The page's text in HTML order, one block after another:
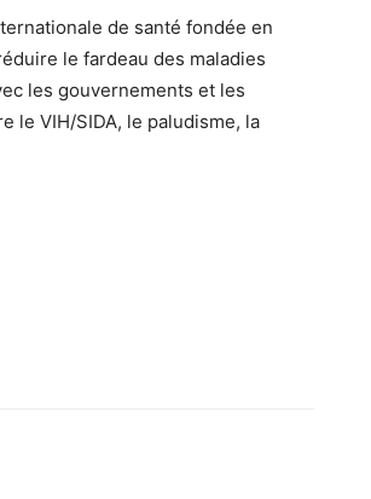
de santé fondée en
le fardeau des maladies
les gouvernements et les
le VIH/SIDA, le paludisme, la